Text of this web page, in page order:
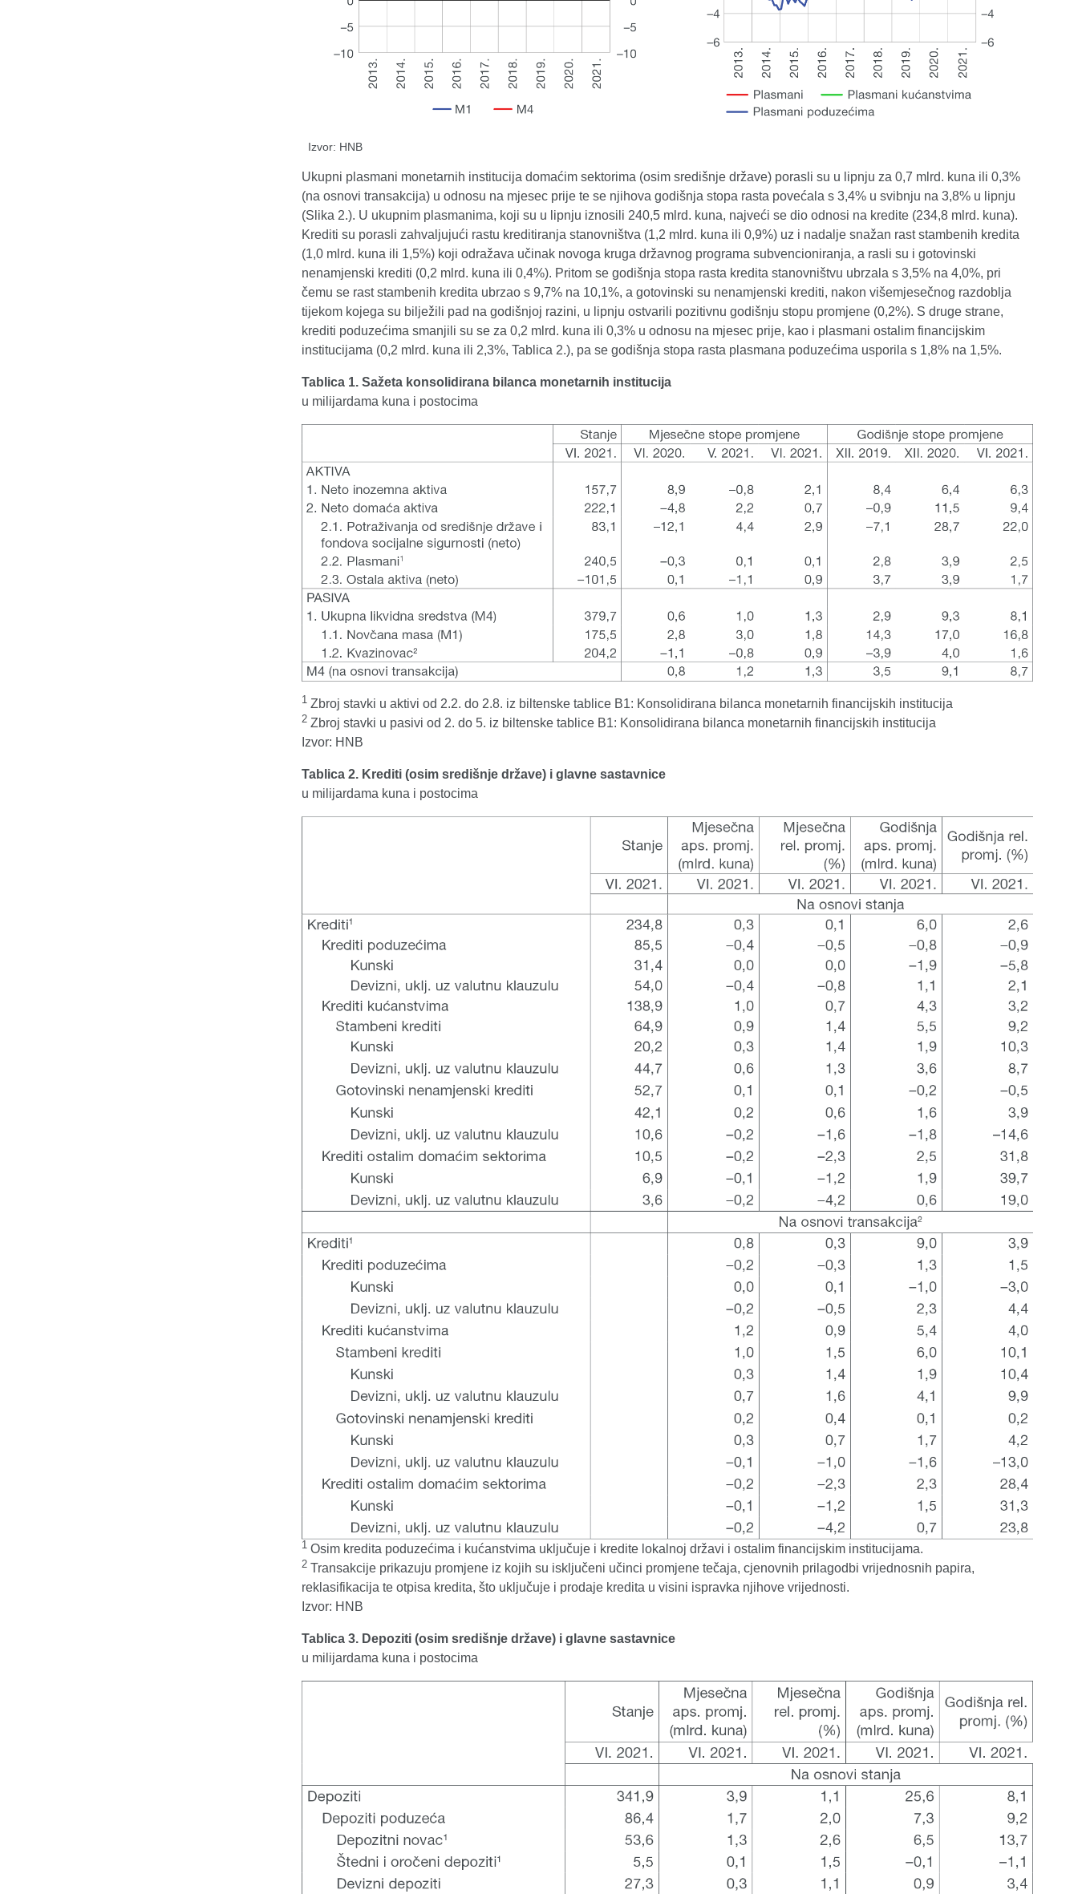
Izvor: HNB
Ukupni plasmani monetarnih institucija domaćim sektorima (osim središnje države) porasli su u lipnju za 0,7 mlrd. kuna ili 0,3%
(na osnovi transakcija) u odnosu na mjesec prije te se njihova godišnja stopa rasta povećala s 3,4% u svibnju na 3,8% u lipnju
(Slika 2.). U ukupnim plasmanima, koji su u lipnju iznosili 240,5 mlrd. kuna, najveći se dio odnosi na kredite (234,8 mlrd. kuna).
Krediti su porasli zahvaljujući rastu kreditiranja stanovništva (1,2 mlrd. kuna ili 0,9%) uz i nadalje snažan rast stambenih kredita
(1,0 mlrd. kuna ili 1,5%) koji odražava učinak novoga kruga državnog programa subvencioniranja, a rasli su i gotovinski
nenamjenski krediti (0,2 mlrd. kuna ili 0,4%). Pritom se godišnja stopa rasta kredita stanovništvu ubrzala s 3,5% na 4,0%, pri
čemu se rast stambenih kredita ubrzao s 9,7% na 10,1%, a gotovinski su nenamjenski krediti, nakon višemjesečnog razdoblja
tijekom kojega su bilježili pad na godišnjoj razini, u lipnju ostvarili pozitivnu godišnju stopu promjene (0,2%). S druge strane,
krediti poduzećima smanjili su se za 0,2 mlrd. kuna ili 0,3% u odnosu na mjesec prije, kao i plasmani ostalim financijskim
institucijama (0,2 mlrd. kuna ili 2,3%, Tablica 2.), pa se godišnja stopa rasta plasmana poduzećima usporila s 1,8% na 1,5%.
Tablica 1. Sažeta konsolidirana bilanca monetarnih institucija
u milijardama kuna i postocima
1 Zbroj stavki u aktivi od 2.2. do 2.8. iz biltenske tablice B1: Konsolidirana bilanca monetarnih financijskih institucija
2 Zbroj stavki u pasivi od 2. do 5. iz biltenske tablice B1: Konsolidirana bilanca monetarnih financijskih institucija
Izvor: HNB
Tablica 2. Krediti (osim središnje države) i glavne sastavnice
u milijardama kuna i postocima
1 Osim kredita poduzećima i kućanstvima uključuje i kredite lokalnoj državi i ostalim financijskim institucijama.
2 Transakcije prikazuju promjene iz kojih su isključeni učinci promjene tečaja, cjenovnih prilagodbi vrijednosnih papira,
reklasifikacija te otpisa kredita, što uključuje i prodaje kredita u visini ispravka njihove vrijednosti.
Izvor: HNB
Tablica 3. Depoziti (osim središnje države) i glavne sastavnice
u milijardama kuna i postocima